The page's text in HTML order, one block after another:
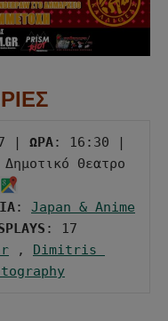
| ΩΡΑ
Θεατρο
: Japan & Anime
, Dimitris